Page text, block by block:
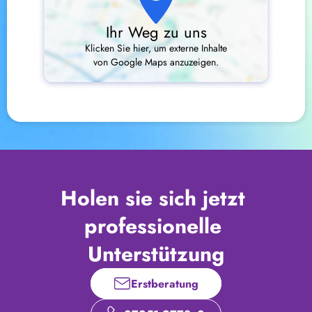
Ihr Weg zu uns
Klicken Sie hier, um externe Inhalte
von Google Maps anzuzeigen.
Holen sie sich jetzt
professionelle
Unterstützung
Erstberatung